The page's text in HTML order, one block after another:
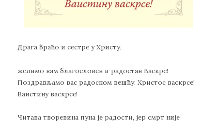
Драга браћо и сестре у Христу,
желимо вам благословен и радостан Васкрс!
Поздрављамо вас радосном вешћу: Христос васкрсе!
Ваистину васкрсе!
Читава творевина пуна је радости, јер смрт није